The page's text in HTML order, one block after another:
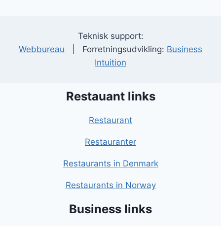
Teknisk support:
Webbureau | Forretningsudvikling: Business
Intuition
Restauant links
Restaurant
Restauranter
Restaurants in Denmark
Restaurants in Norway
Business links